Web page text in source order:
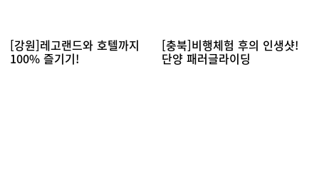
[강원]레고랜드와 호텔까지
100% 즐기기!
[충북]비행체험 후의 인생샷!
단양 패러글라이딩